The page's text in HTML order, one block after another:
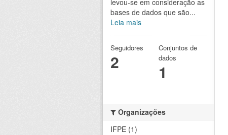
levou-se em consideração as
bases de dados que são...
Leia mais
Seguidores
2
Conjuntos de
dados
1
Organizações
IFPE (1)